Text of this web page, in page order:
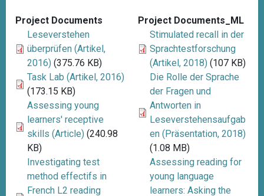
Project Documents
Leseverstehen
überprüfen (Artikel,
2016) (375.76 KB)
Task Lab (Artikel, 2016)
(173.15 KB)
Assessing young
learners' receptive
skills (Article) (240.98
KB)
Investigating test
method effectifs in
French L2 reading
Project Documents_ML
Stimulated recall in der
Sprachtestforschung
(Artikel, 2018) (107 KB)
Die Rolle der Sprache
der Fragen und
Antworten in
Leseverstehensaufgab
en (Präsentation, 2018)
(1.08 MB)
Assessing reading for
young language
learners: Asking the